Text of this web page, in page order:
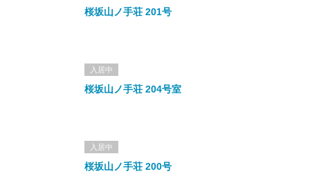
桜坂山ノ手荘 201号
入居中
桜坂山ノ手荘 204号室
入居中
桜坂山ノ手荘 200号